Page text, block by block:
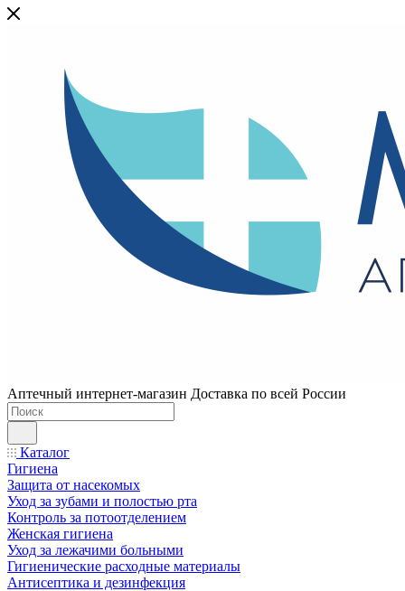
Аптечный интернет-магазин Доставка по всей России
Каталог
Гигиена
Защита от насекомых
Уход за зубами и полостью рта
Контроль за потоотделением
Женская гигиена
Уход за лежачими больными
Гигиенические расходные материалы
Антисептика и дезинфекция